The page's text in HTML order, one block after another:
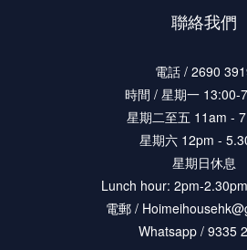
聯絡我們
電話 / 2690
時間 / 星期一 13:00-
星期二至五 11am -
星期六 12pm -
星期日休息
Lunch hour: 2pm-2.30pm
電郵 /
Whatsapp / 9335